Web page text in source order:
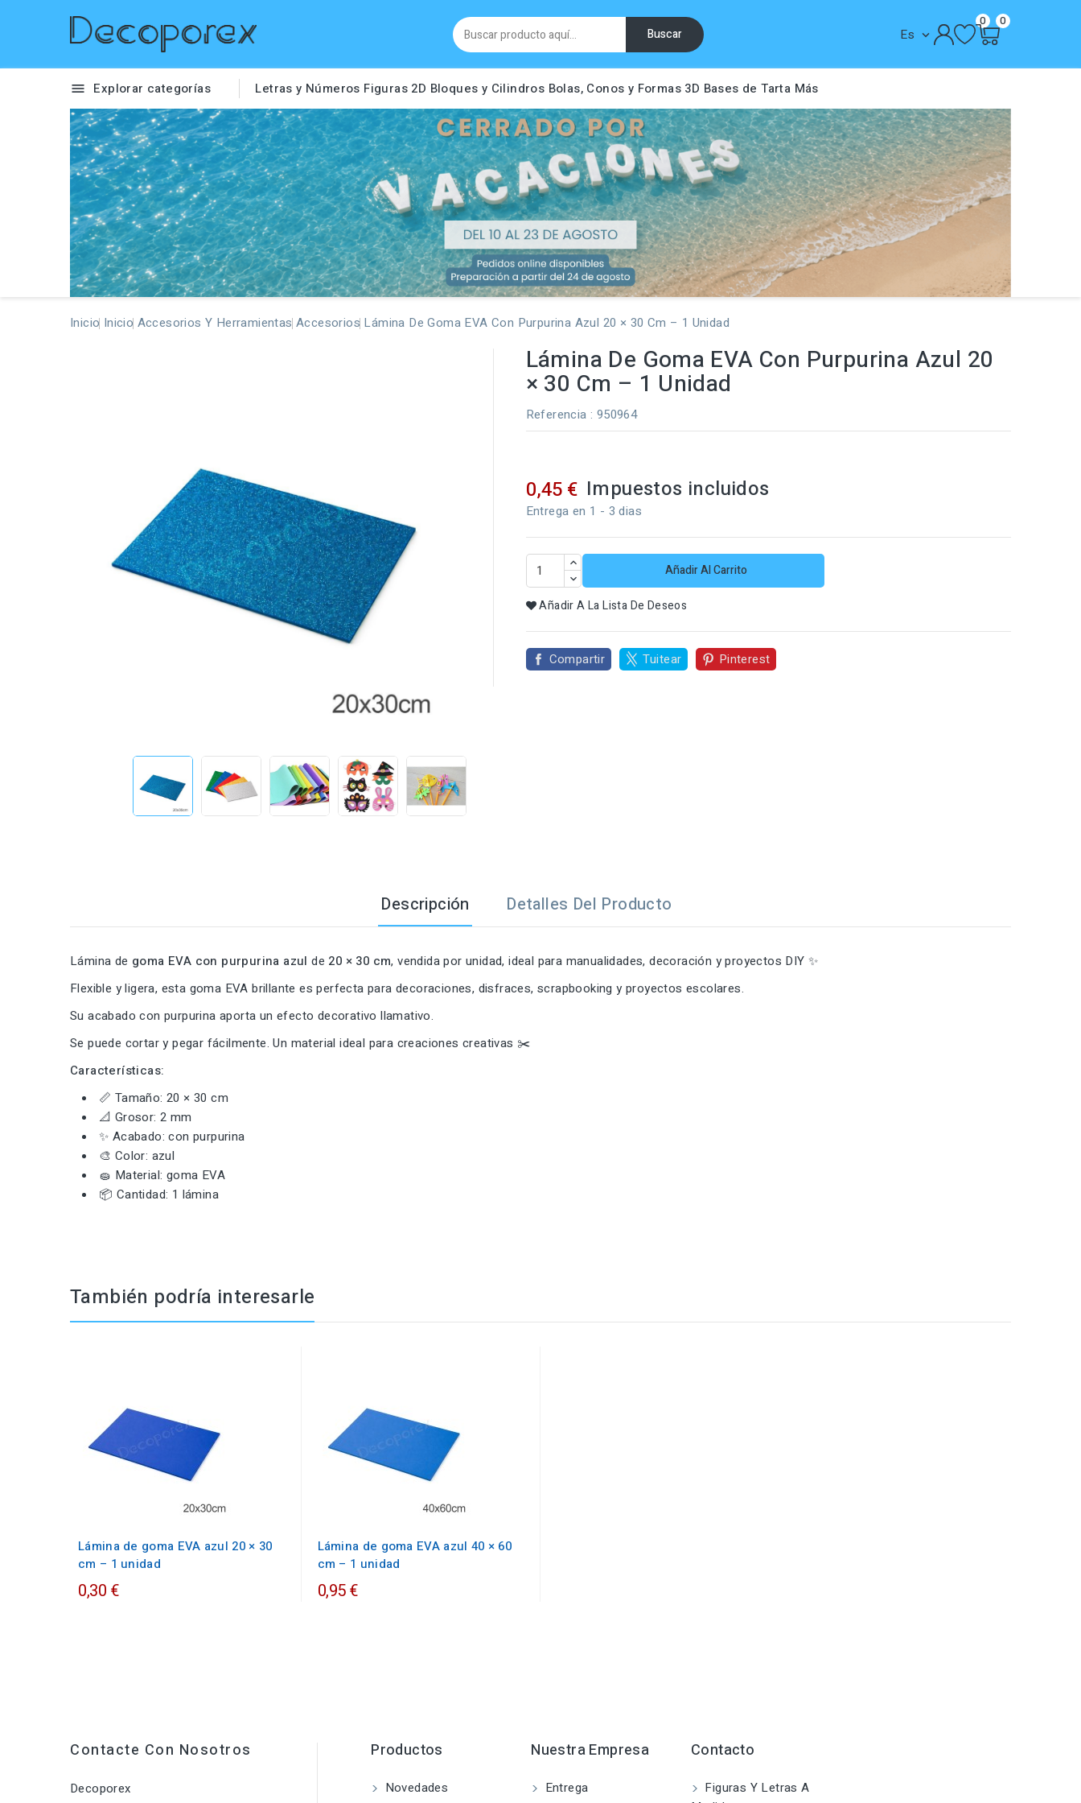
Buscar Es 
0 0
 Explorar categorías Letras y Números Figuras 2D Bloques y Cilindros Bolas, Conos y Formas 3D Bases de Tarta Más
Inicio Inicio Accesorios Y Herramientas Accesorios Lámina De Goma EVA Con Purpurina Azul 20 × 30 Cm – 1 Unidad
Lámina De Goma EVA Con Purpurina Azul 20
× 30 Cm – 1 Unidad
Referencia : 950964
0,45 € Impuestos incluidos
Entrega en 1 - 3 dias
Añadir Al Carrito
Añadir A La Lista De Deseos
Compartir Tuitear Pinterest
Descripción Detalles Del Producto
Lámina de goma EVA con purpurina azul de 20 × 30 cm, vendida por unidad, ideal para manualidades, decoración y proyectos DIY ✨
Flexible y ligera, esta goma EVA brillante es perfecta para decoraciones, disfraces, scrapbooking y proyectos escolares.
Su acabado con purpurina aporta un efecto decorativo llamativo.
Se puede cortar y pegar fácilmente. Un material ideal para creaciones creativas ✂️
Características:
📏 Tamaño: 20 × 30 cm
📐 Grosor: 2 mm
✨ Acabado: con purpurina
🎨 Color: azul
🧽 Material: goma EVA
📦 Cantidad: 1 lámina
También podría interesarle
Lámina de goma EVA azul 20 × 30
cm – 1 unidad
0,30 €
Lámina de goma EVA azul 40 × 60
cm – 1 unidad
0,95 €
Contacte Con Nosotros
Decoporex
Productos
Novedades
Nuestra Empresa
Entrega
Contacto
Figuras Y Letras A